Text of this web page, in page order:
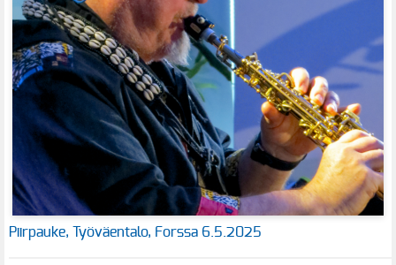
Piirpauke, Työväentalo, Forssa 6.5.2025